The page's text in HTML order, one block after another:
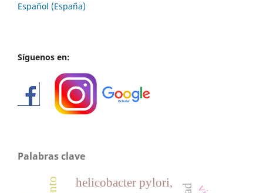
Español (España)
Síguenos en:
Palabras clave
helicobacter pylori,